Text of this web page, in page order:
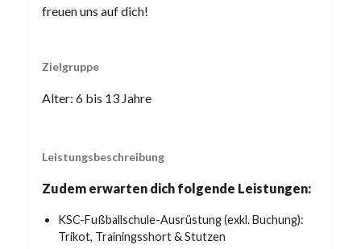
freuen uns auf dich!
Zielgruppe
Alter: 6 bis 13 Jahre
Leistungsbeschreibung
Zudem erwarten dich folgende Leistungen:
KSC-Fußballschule-Ausrüstung (exkl. Buchung):
Trikot, Trainingsshort & Stutzen